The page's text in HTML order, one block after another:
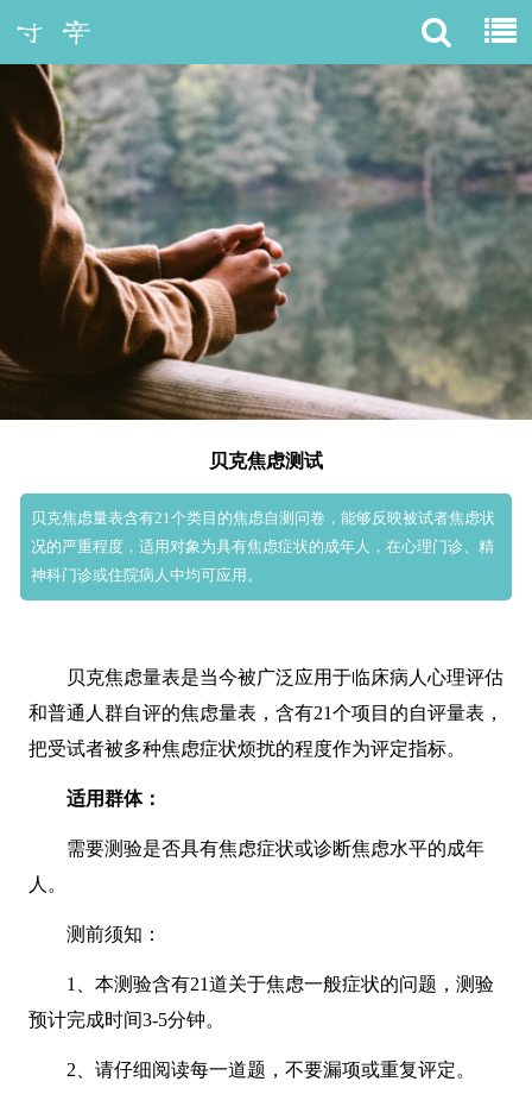
贝克焦虑测试
贝克焦虑量表含有21个类目的焦虑自测问卷，能够反映被试者焦虑状
况的严重程度，适用对象为具有焦虑症状的成年人，在心理门诊、精
神科门诊或住院病人中均可应用。
贝克焦虑量表是当今被广泛应用于临床病人心理评估
和普通人群自评的焦虑量表，含有21个项目的自评量表，
把受试者被多种焦虑症状烦扰的程度作为评定指标。
适用群体：
需要测验是否具有焦虑症状或诊断焦虑水平的成年
人。
测前须知：
1、本测验含有21道关于焦虑一般症状的问题，测验
预计完成时间3-5分钟。
2、请仔细阅读每一道题，不要漏项或重复评定。